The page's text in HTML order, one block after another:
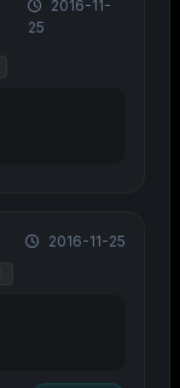
2016-11-
25
2016-11-25